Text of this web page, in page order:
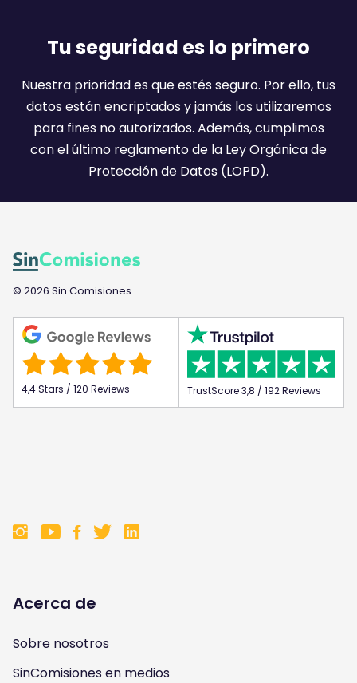
Tu seguridad es lo primero
Nuestra prioridad es que estés seguro. Por ello, tus
datos están encriptados y jamás los utilizaremos
para fines no autorizados. Además, cumplimos
con el último reglamento de la Ley Orgánica de
Protección de Datos (LOPD).
© 2026 Sin Comisiones
4,4 Stars / 120 Reviews TrustScore 3,8 / 192 Reviews
F
l
l
o
F
l
o
F
l
o
F
l
o
Acerca de
Sobre nosotros
SinComisiones en medios